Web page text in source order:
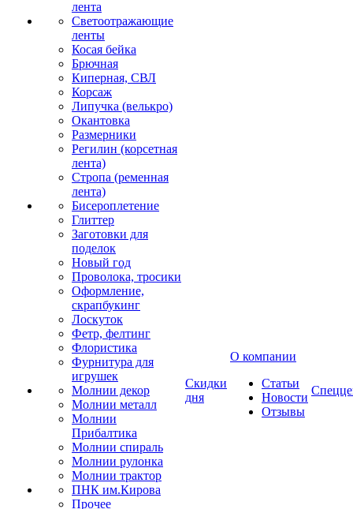
лента
Светоотражающие
ленты
Косая бейка
Брючная
Киперная, СВЛ
Корсаж
Липучка (велькро)
Окантовка
Размерники
Регилин (корсетная
лента)
Стропа (ременная
лента)
Бисероплетение
Глиттер
Заготовки для
поделок
Новый год
Проволока, тросики
Оформление,
скрапбукинг
Лоскуток
Фетр, фелтинг
Флористика
Фурнитура для
игрушек
Молнии декор
Молнии металл
Молнии
Прибалтика
Молнии спираль
Молнии рулонка
Молнии трактор
ПНК им.Кирова
Прочее
Скидки
дня
О компании
Статьи
Новости
Отзывы